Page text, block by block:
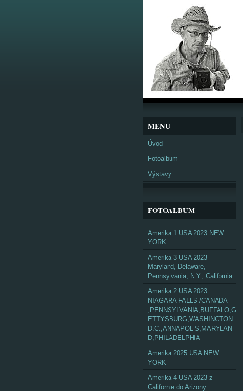
MENU
Úvod
Fotoalbum
Výstavy
FOTOALBUM
Amerika 1 USA 2023 NEW
YORK
Amerika 3 USA 2023
Maryland, Delaware,
Pennsylvania, N.Y., California
Amerika 2 USA 2023
NIAGARA FALLS /CANADA
,PENNSYLVANIA,BUFFALO,G
ETTYSBURG,WASHINGTON
D.C.,ANNAPOLIS,MARYLAN
D,PHILADELPHIA
Amerika 2025 USA NEW
YORK
Amerika 4 USA 2023 z
Californie do Arizony